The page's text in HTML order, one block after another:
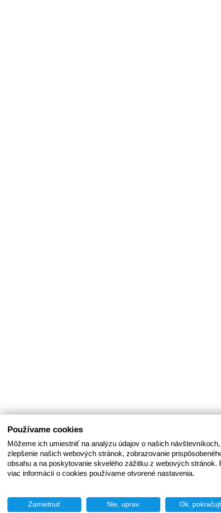
Používame cookies
Môžeme ich umiestniť na analýzu údajov o našich
zlepšenie našich webových stránok, zobrazovanie
obsahu a na poskytovanie skvelého zážitku z webových stránok.
viac informácií o cookies používame otvorené nastavenia.
Zamietnuť Nie, uprav Ok,